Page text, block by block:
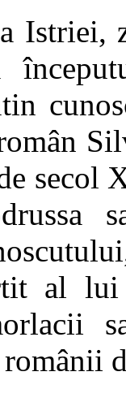
Istriei,
secol
al lui
românii